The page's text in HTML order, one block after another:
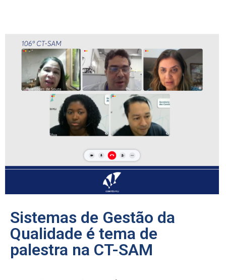
Sistemas de Gestão da
Qualidade é tema de
palestra na CT-SAM